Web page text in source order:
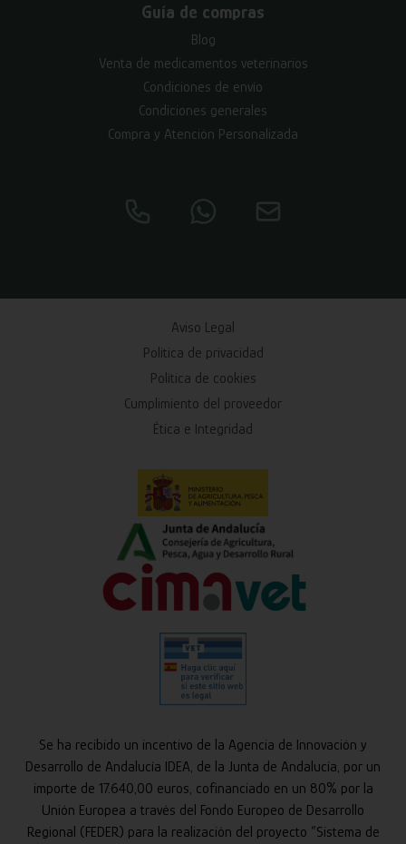
Guía de compras
Blog
Venta de medicamentos veterinarios
Condiciones de envío
Condiciones generales
Compra y Atención Personalizada
Aviso Legal
Política de privacidad
Política de cookies
Cumplimiento del proveedor
Ética e Integridad
Se ha recibido un incentivo de la Agencia de Innovación y
Desarrollo de Andalucía IDEA, de la Junta de Andalucía, por un
importe de 17.640,00 euros, cofinanciado en un 80% por la
Unión Europea a través del Fondo Europeo de Desarrollo
Regional (FEDER) para la realización del proyecto “Sistema de